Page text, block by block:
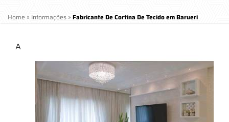
Home » Informações » Fabricante De Cortina De Tecido em Barueri
A